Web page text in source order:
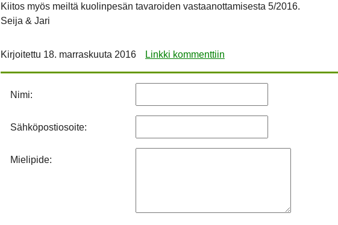
Kiitos myös meiltä kuolinpesän tavaroiden vastaanottamisesta 5/2016.
Seija & Jari
Kirjoitettu 18. marraskuuta 2016 Linkki kommenttiin
Nimi:
Sähköpostiosoite:
Mielipide: